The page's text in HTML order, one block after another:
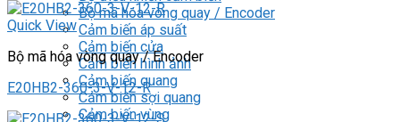
Bộ mã hóa vòng quay / Encoder
Cảm biến áp suất
Cảm biến cửa
Cảm biến hình ảnh
Cảm biến quang
Cảm biến sợi quang
Cảm biến vùng
Quick View
Bộ mã hóa vòng quay / Encoder
E20HB2-360-3-V-12-R